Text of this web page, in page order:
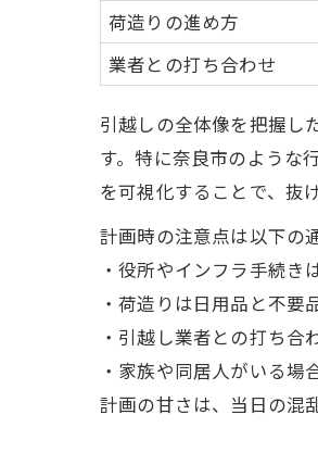
荷造りの進め方
業者との打ち合わせ
引越しの全体像を把握し
す。特に奈良市のような
を可視化することで、抜
計画時の注意点は以下の
・役所やインフラ手続き
・荷造りは日用品と不要
・引越し業者との打ち合
・家族や同居人がいる場
計画の甘さは、当日の混